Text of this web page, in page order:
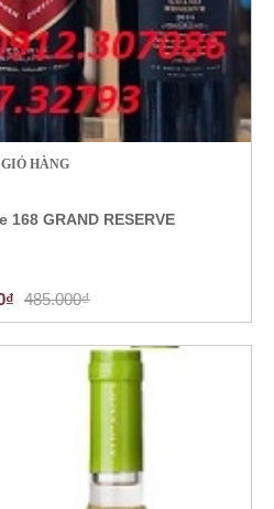
GIỎ HÀNG
168 GRAND RESERVE
485.000₫